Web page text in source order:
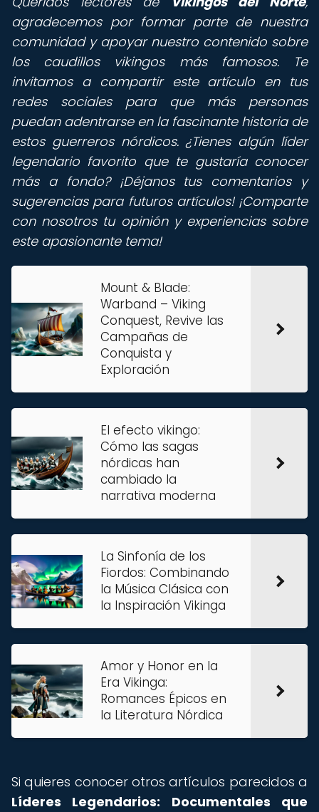
agradecemos por formar parte de nuestra
comunidad y apoyar nuestro contenido sobre
los caudillos vikingos más famosos. Te
invitamos a compartir este artículo en tus
redes sociales para que más personas
puedan adentrarse en la fascinante historia de
estos guerreros nórdicos. ¿Tienes algún líder
legendario favorito que te gustaría conocer
más a fondo? ¡Déjanos tus comentarios y
sugerencias para futuros artículos! ¡Comparte
con nosotros tu opinión y experiencias sobre
este apasionante tema!
Mount & Blade:
Warband – Viking
Conquest, Revive las
Campañas de
Conquista y
Exploración
El efecto vikingo:
Cómo las sagas
nórdicas han
cambiado la
narrativa moderna
La Sinfonía de los
Fiordos: Combinando
la Música Clásica con
la Inspiración Vikinga
Amor y Honor en la
Era Vikinga:
Romances Épicos en
la Literatura Nórdica
Si quieres conocer otros artículos parecidos a
Líderes Legendarios: Documentales que